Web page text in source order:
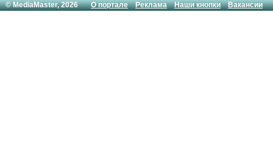
© MediaMaster, 2026О портале Реклама Наши кнопки Вакансии